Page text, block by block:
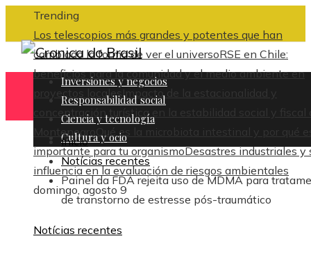
Trending
Los telescopios más grandes y potentes que han
cambiado la forma de ver el universoRSE en Chile:
beneficios para la comunidad y el medio ambiente en
proyectos locales Impacto de la estacionalidad y
concentración turística en la estabilidad social y fiscal
Montenegro
Qué es la microbiota intestinal y por qué
importante para tu organismoDesastres industriales y
influencia en la evaluación de riesgos ambientales
domingo, agosto 9
Inversiones y negocios
Responsabilidad social
Ciencia y tecnología
Cultura y ocio
Inicio
Notícias recentes
Painel da FDA rejeita uso de MDMA para
de transtorno de estresse pós-traumático
Notícias recentes